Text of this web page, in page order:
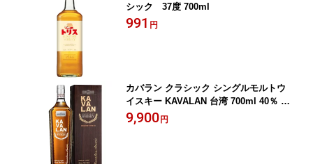
シック 37度 700ml
991 円
カバラン クラシック シングルモルトウ
イスキー KAVALAN 台湾 700ml 40％ 正
規品
9,900円